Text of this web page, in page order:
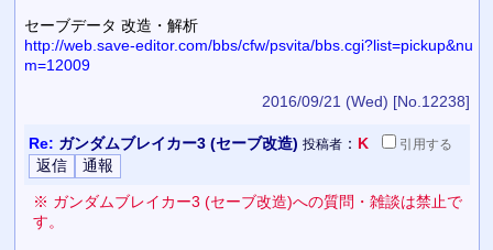
セーブデータ 改造・解析
http://web.save-editor.com/bbs/cfw/psvita/bbs.cgi?list=pickup&nu
m=12009
2016/09/21 (Wed) [No.12238]
Re: ガンダムブレイカー3 (セーブ改造) 投稿者： K 引用する
※ ガンダムブレイカー3 (セーブ改造)への質問・雑談は禁止で
す。